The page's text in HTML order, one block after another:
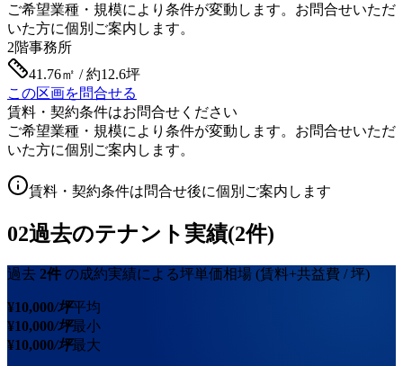
ご希望業種・規模により条件が変動します。お問合せいただ
いた方に個別ご案内します。
2階事務所
41.76㎡ / 約12.6坪
この区画を問合せる
賃料・契約条件はお問合せください
ご希望業種・規模により条件が変動します。お問合せいただ
いた方に個別ご案内します。
賃料・契約条件は問合せ後に個別ご案内します
02過去のテナント実績(2件)
過去 2件 の成約実績による坪単価相場 (賃料+共益費 / 坪)
¥10,000/坪平均
¥10,000/坪最小
¥10,000/坪最大